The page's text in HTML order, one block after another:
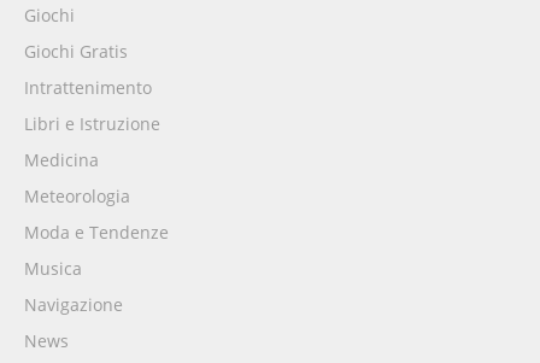
Giochi
Giochi Gratis
Intrattenimento
Libri e Istruzione
Medicina
Meteorologia
Moda e Tendenze
Musica
Navigazione
News